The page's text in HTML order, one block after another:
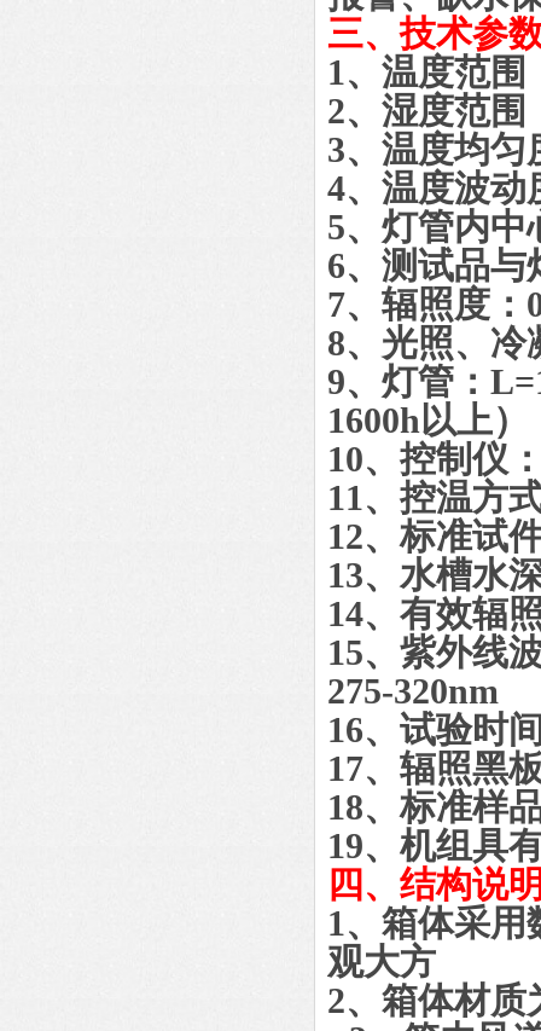
三、技术参
1、温度范围
2、湿度范围
3、温度均匀
4、温度波动
5、灯管内中
6、测试品与
7、辐照度：
8、光照、冷
9、灯管：
1600h以上）
10、控制仪
11、控温方
12、标准试
13、水槽水
14、有效辐
15、紫外线
275-320nm
16、试验时
17、辐照黑
18、标准样
19、机组具
四、结构说
1、箱体采用
观大方
2、箱体材质